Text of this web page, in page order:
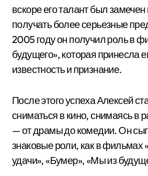
вскоре его талант был
получать более серьезные
2005 году он получил роль в
будущего», которая принесла
известность и признание.
После этого успеха Алексей
сниматься в кино, снимаясь в
— от драмы до комедии. Он
знаковые роли, как в
удачи», «Бумер», «Мы из